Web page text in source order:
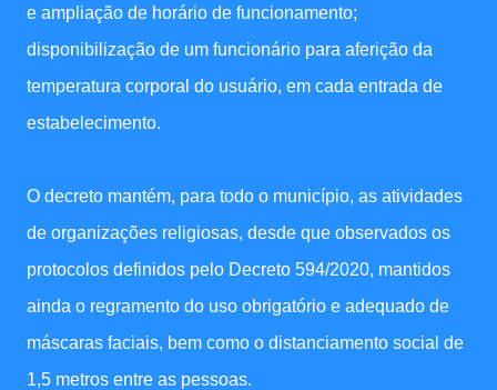
e ampliação de horário de funcionamento;
disponibilização de um funcionário para aferição da
temperatura corporal do usuário, em cada entrada de
estabelecimento.
O decreto mantém, para todo o município, as atividades
de organizações religiosas, desde que observados os
protocolos definidos pelo Decreto 594/2020, mantidos
ainda o regramento do uso obrigatório e adequado de
máscaras faciais, bem como o distanciamento social de
1,5 metros entre as pessoas.